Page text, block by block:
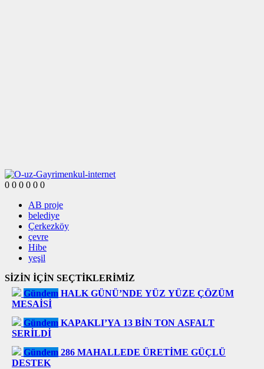
0 0 0 0 0 0
AB proje
belediye
Çerkezköy
çevre
Hibe
yeşil
SİZİN İÇİN SEÇTİKLERİMİZ
Gündem HALK GÜNÜ’NDE YÜZ YÜZE ÇÖZÜM
MESAİSİ
Gündem KAPAKLI’YA 13 BİN TON ASFALT
SERİLDİ
Gündem 286 MAHALLEDE ÜRETİME GÜÇLÜ
DESTEK